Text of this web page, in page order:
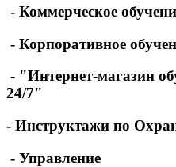
- Коммерческое
- Корпоративное
- "Интернет-магазин
24/7"
- Инструктажи по
- Управление